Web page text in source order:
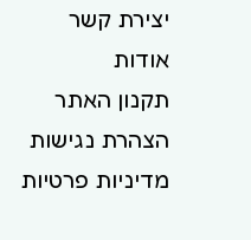
יצירת קשר
אודות
תקנון האתר
הצהרת נגישות
מדיניות פרטיות